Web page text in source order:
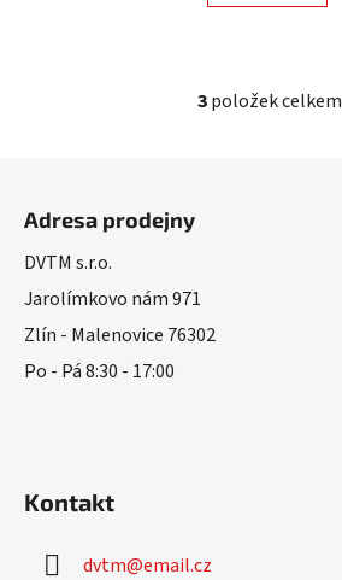
O
3položek celkem
Adresa prodejny
DVTM s.r.o.
Jarolímkovo nám 971
Zlín - Malenovice 76302
Po - Pá 8:30 - 17:00
Kontakt
dvtm@email.cz